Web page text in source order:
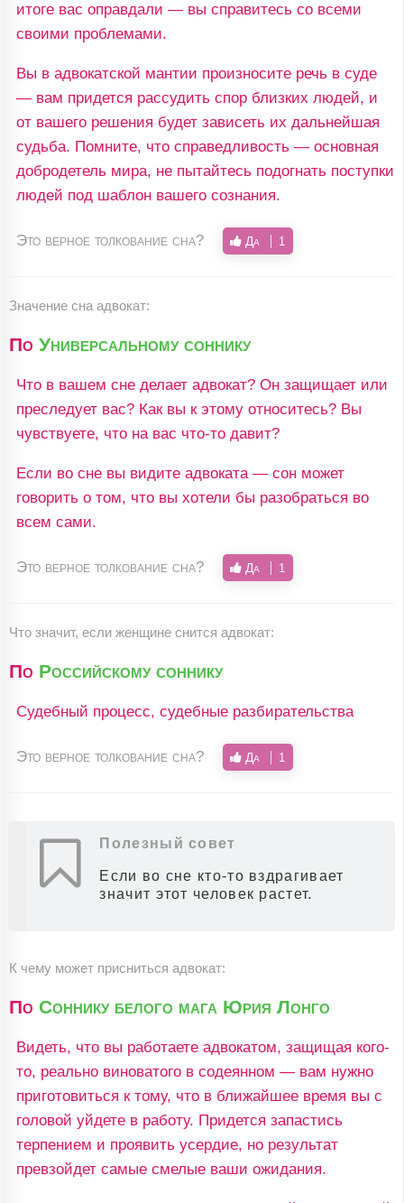
итоге вас оправдали — вы справитесь со всеми
своими проблемами.
Вы в адвокатской мантии произносите речь в суде
— вам придется рассудить спор близких людей, и
от вашего решения будет зависеть их дальнейшая
судьба. Помните, что справедливость — основная
добродетель мира, не пытайтесь подогнать поступки
людей под шаблон вашего сознания.
Это верное толкование сна? Да 1
Значение сна адвокат:
По Универсальному соннику
Что в вашем сне делает адвокат? Он защищает или
преследует вас? Как вы к этому относитесь? Вы
чувствуете, что на вас что-то давит?
Если во сне вы видите адвоката — сон может
говорить о том, что вы хотели бы разобраться во
всем сами.
Это верное толкование сна? Да 1
Что значит, если женщине снится адвокат:
По Российскому соннику
Судебный процесс, судебные разбирательства
Это верное толкование сна? Да 1
Полезный совет
Если во сне кто-то вздрагивает
значит этот человек растет.
К чему может присниться адвокат:
По Соннику белого мага Юрия Лонго
Видеть, что вы работаете адвокатом, защищая кого-
то, реально виноватого в содеянном — вам нужно
приготовиться к тому, что в ближайшее время вы с
головой уйдете в работу. Придется запастись
терпением и проявить усердие, но результат
превзойдет самые смелые ваши ожидания.